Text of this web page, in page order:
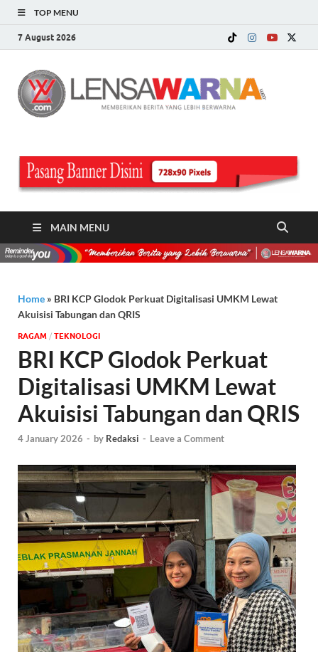
TOP MENU
7 August 2026
MAIN MENU
Home » BRI KCP Glodok Perkuat Digitalisasi UMKM Lewat
Akuisisi Tabungan dan QRIS
‎RAGAM / TEKNOLOGI
BRI KCP Glodok Perkuat
Digitalisasi UMKM Lewat
Akuisisi Tabungan dan QRIS
4 January 2026 - by Redaksi - Leave a Comment